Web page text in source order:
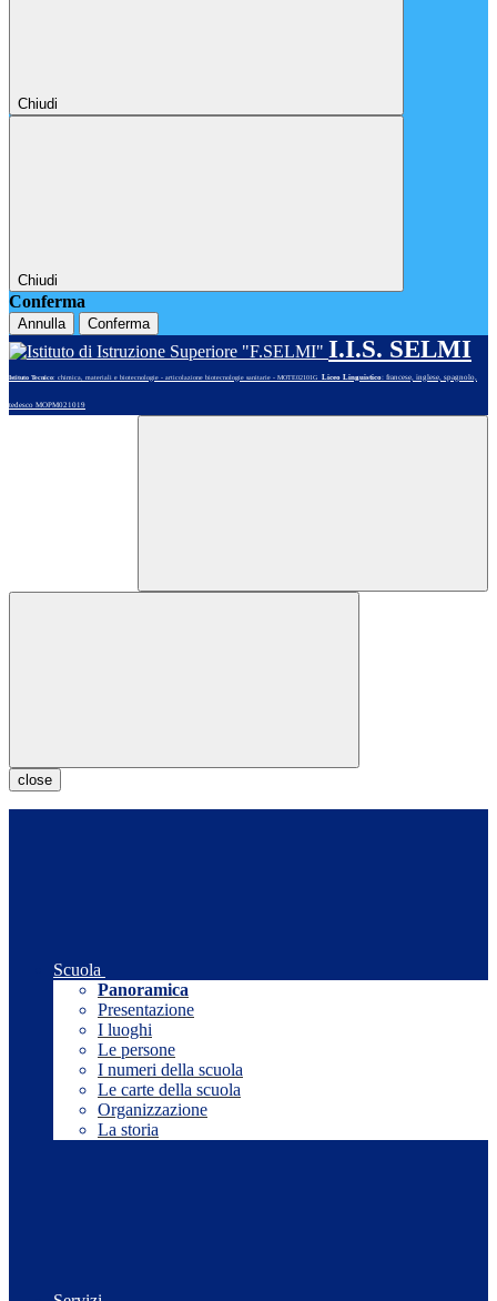
Chiudi
Chiudi
Conferma
Annulla Conferma
I.I.S. SELMI
Istituto Tecnico: chimica, materiali e biotecnologie - articolazione biotecnologie sanitarie - MOTE02101G Liceo Linguistico: francese, inglese, spagnolo,
tedesco MOPM021019
close
Scuola
Panoramica
Presentazione
I luoghi
Le persone
I numeri della scuola
Le carte della scuola
Organizzazione
La storia